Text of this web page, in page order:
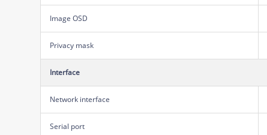
Image OSD
Privacy mask
Interface
Network interface
Serial port